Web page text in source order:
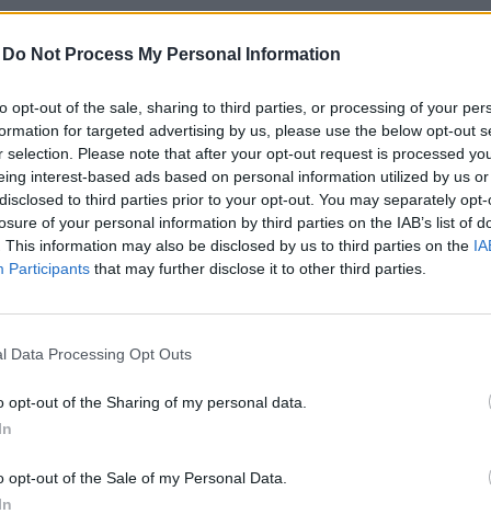
Do Not Process My Personal Information
opt-out of the sale, sharing to third parties, or processing of your
for targeted advertising by us, please use the below opt-out
selection. Please note that after your opt-out request is processed
interest-based ads based on personal information utilized by us
to third parties prior to your opt-out. You may separately
of your personal information by third parties on the IAB’s list of
This information may also be disclosed by us to third parties on the
Participants that may further disclose it to other third parties.
Data Processing Opt Outs
opt-out of the Sharing of my personal data.
opt-out of the Sale of my Personal Data.
hétfőn tartotta második ülését, amelyen több
a költségvetés, az egészségügy, a paksi atomerőmű
– soron kívüli vizsgálatot rendelt el. A kabinet
tételekkel és valótlan adatokkal hagyta hátra az idei
Közjogi feszültséget okozott, hogy
megtagadta a lemondást, a miniszterelnök pedig
jogairól, Magyar Péter első hivatalos külföldi
vezet. Magyar Péter kedd reggel újabb részleteket
Kármán András és Kapitány István
Bizottság képviselőivel az EU-források
és a kapcsolódó döntésekről folyamatosan frissülő